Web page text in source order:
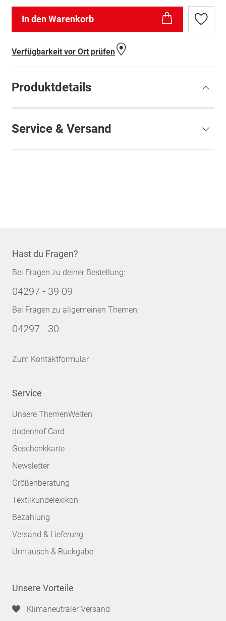
In den Warenkorb
Zur
Verfügbarkeit vor Ort prüfen
Produktdetails
Service & Versand
Hast du Fragen?
Bei Fragen zu deiner Bestellung:
04297 - 39 09
Bei Fragen zu allgemeinen Themen:
04297 - 30
Zum Kontaktformular
Service
Unsere ThemenWelten
dodenhof Card
Geschenkkarte
Newsletter
Größenberatung
Textilkundelexikon
Bezahlung
Versand & Lieferung
Umtausch & Rückgabe
Unsere Vorteile
Klimaneutraler Versand